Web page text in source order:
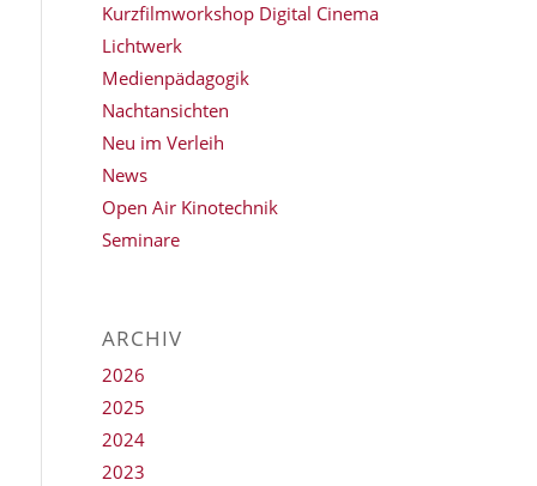
Kurzfilmworkshop Digital Cinema
Lichtwerk
Medienpädagogik
Nachtansichten
Neu im Verleih
News
Open Air Kinotechnik
Seminare
ARCHIV
2026
2025
2024
2023